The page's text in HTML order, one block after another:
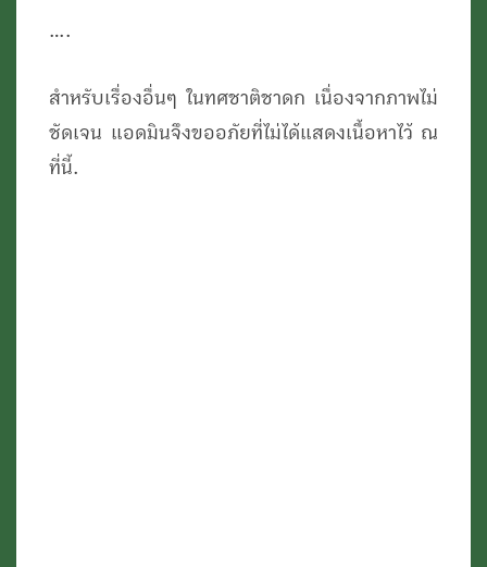
….
สำหรับเรื่องอื่นๆ ในทศชาติชาดก เนื่องจากภาพไม่
ชัดเจน แอดมินจึงขออภัยที่ไม่ได้แสดงเนื้อหาไว้ ณ
ที่นี้.